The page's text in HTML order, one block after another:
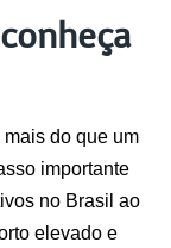
mais do que um
importante
no Brasil ao
elevado e